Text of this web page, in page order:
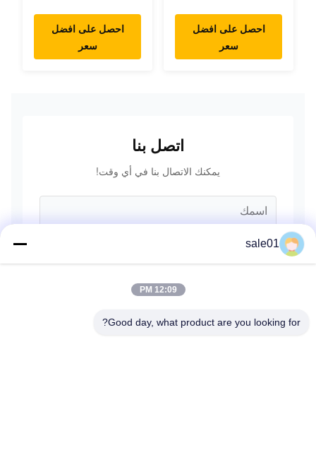
عالية السرعة
احصل على افضل
سعر
احصل على افضل
سعر
اتصل بنا
يمكنك الاتصال بنا في أي وقت!
sale01
12:09 PM
Good day, what product are you looking for?